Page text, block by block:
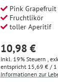
Pink Grapefruit
Fruchtlikör
toller Aperitif
10,98 €
Inkl. 19% Steuern ,
15,69 € /
Informationen zur